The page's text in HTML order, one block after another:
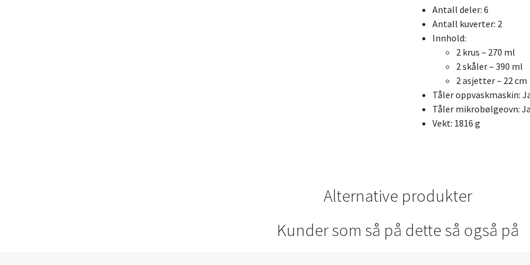
Antall deler: 6
Antall kuverter: 2
Innhold:
2 krus – 270 ml
2 skåler – 390 ml
2 asjetter – 22 cm
Tåler oppvaskmaskin:
Tåler mikrobølgeovn:
Vekt: 1816 g
Alternative produkter
Kunder som så på dette så også på